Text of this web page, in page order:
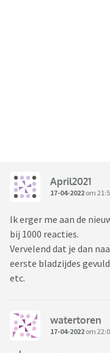
April2021
17-04-2022 om
Ik erger me aan de
bij 1000 reacties.
Vervelend dat je dan
eerste bladzijdes
etc.
watertoren
17-04-2022 om